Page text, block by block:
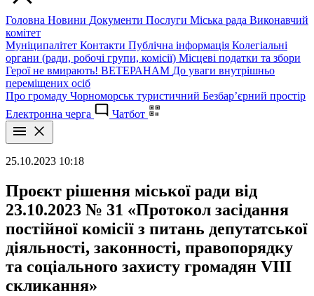
Головна Новини Документи Послуги Міська рада Виконавчий
комітет
Муніципалітет Контакти Публічна інформація Колегіальні
органи (ради, робочі групи, комісії) Місцеві податки та збори
Герої не вмирають! ВЕТЕРАНАМ До уваги внутрішньо
переміщених осіб
Про громаду Чорноморськ туристичний Безбар’єрний простір
Електронна черга
Чатбот
25.10.2023 10:18
Проєкт рішення міської ради від
23.10.2023 № 31 «Протокол засідання
постійної комісії з питань депутатської
діяльності, законності, правопорядку
та соціального захисту громадян VІІІ
скликання»